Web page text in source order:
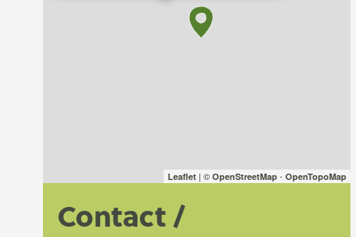
Leaflet | © OpenStreetMap - OpenTopoMap
Contact /